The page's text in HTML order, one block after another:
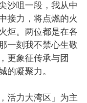
沙咀一段，我从中
接力，将点燃的火
炬。两位都是在各
一刻我不禁心生敬
更象征传承与团
的凝聚力。
力大湾区」为主